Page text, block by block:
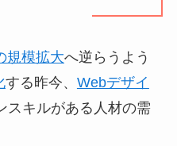
規模拡大へ逆らうよう
する昨今、 Webデザイ
スキルがある人材の需